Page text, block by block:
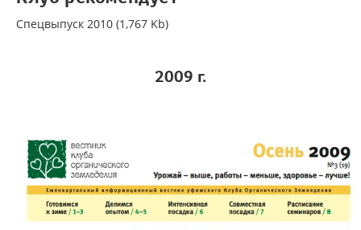
Спецвыпуск 2010 (1,767 Kb)
2009 г.